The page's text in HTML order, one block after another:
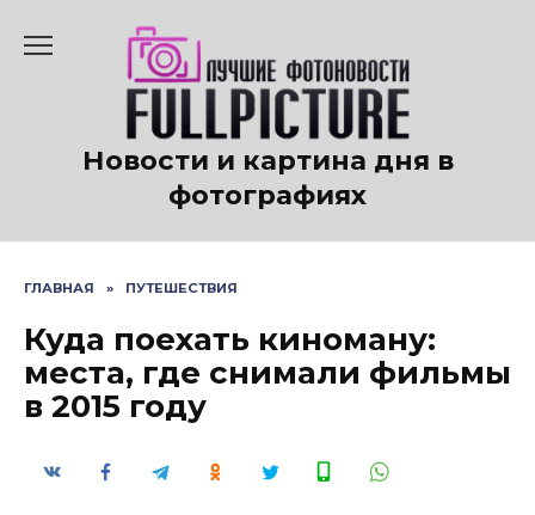
содержанию
Новости и картина дня в
фотографиях
ГЛАВНАЯ » ПУТЕШЕСТВИЯ
Куда поехать киноману:
места, где снимали фильмы
в 2015 году